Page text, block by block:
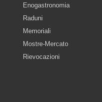
Enogastronomia
Raduni
Memoriali
Mostre-Mercato
Rievocazioni